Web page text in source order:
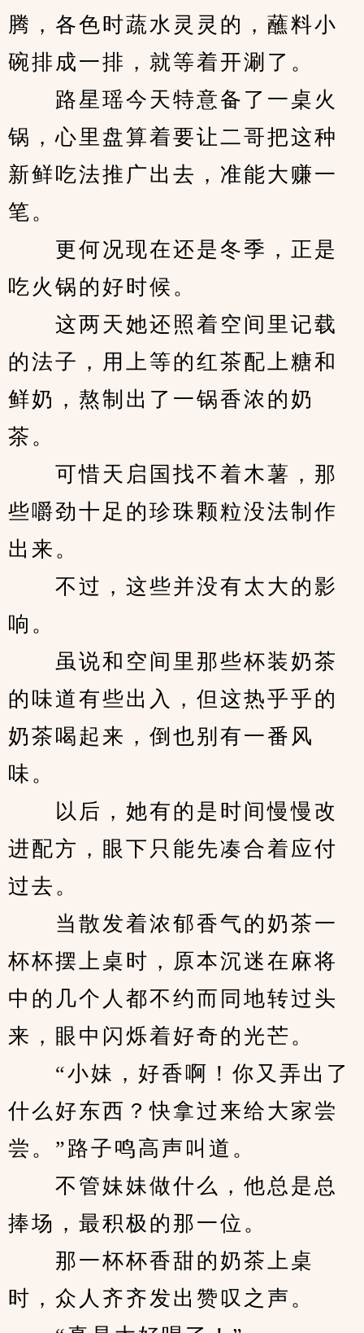
腾，各色时蔬水灵灵的，蘸料小
碗排成一排，就等着开涮了。
路星瑶今天特意备了一桌火
锅，心里盘算着要让二哥把这种
新鲜吃法推广出去，准能大赚一
笔。
更何况现在还是冬季，正是
吃火锅的好时候。
这两天她还照着空间里记载
的法子，用上等的红茶配上糖和
鲜奶，熬制出了一锅香浓的奶
茶。
可惜天启国找不着木薯，那
些嚼劲十足的珍珠颗粒没法制作
出来。
不过，这些并没有太大的影
响。
虽说和空间里那些杯装奶茶
的味道有些出入，但这热乎乎的
奶茶喝起来，倒也别有一番风
味。
以后，她有的是时间慢慢改
进配方，眼下只能先凑合着应付
过去。
当散发着浓郁香气的奶茶一
杯杯摆上桌时，原本沉迷在麻将
中的几个人都不约而同地转过头
来，眼中闪烁着好奇的光芒。
“小妹，好香啊！你又弄出了
什么好东西？快拿过来给大家尝
尝。”路子鸣高声叫道。
不管妹妹做什么，他总是总
捧场，最积极的那一位。
那一杯杯香甜的奶茶上桌
时，众人齐齐发出赞叹之声。